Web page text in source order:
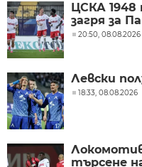
ЦСКА 1948
загря за
20:50, 08.08.2026
Левски
18:33, 08.08.2026
търсене